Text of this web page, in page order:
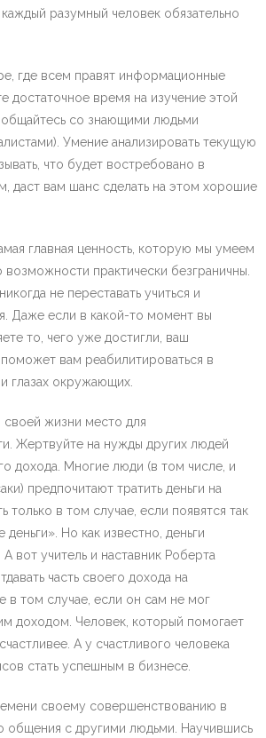
разумный человек обязательно
где всем правят информационные
достаточное время на изучение этой
со знающими людьми
Умение анализировать текущую
что будет востребовано в
даст вам шанс сделать на этом хорошие
главная ценность, которую мы умеем
возможности практически безграничны.
не переставать учиться и
Даже если в какой-то момент вы
то, чего уже достигли, ваш
вам реабилитироваться в
глазах окружающих.
своей жизни место для
Жертвуйте на нужды других людей
дохода. Многие люди (в том числе, и
предпочитают тратить деньги на
только в том случае, если появятся так
Но как известно, деньги
вот учитель и наставник Роберта
часть своего дохода на
в том случае, если он сам не мог
доходом. Человек, который помогает
А у счастливого человека
стать успешным в бизнесе.
своему совершенствованию в
общения с другими людьми. Научившись